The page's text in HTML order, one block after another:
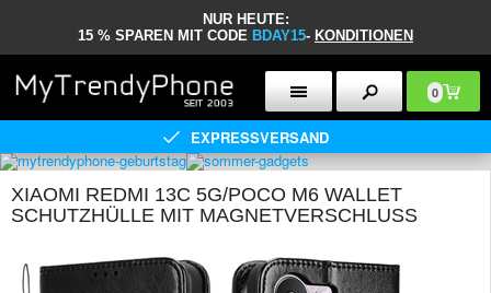
NUR HEUTE:
15 % SPAREN MIT CODE BDAY15- KONDITIONEN
0
EXPRESSVERSAND
XIAOMI REDMI 13C 5G/POCO M6 WALLET
SCHUTZHÜLLE MIT MAGNETVERSCHLUSS